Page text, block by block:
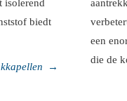
isolerend
biedt
→
een
die de